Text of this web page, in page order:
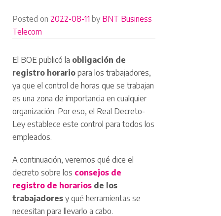
Posted on 2022-08-11 by BNT Business
Telecom
El BOE publicó la obligación de
registro horario para los trabajadores,
ya que el control de horas que se trabajan
es una zona de importancia en cualquier
organización. Por eso, el Real Decreto-
Ley establece este control para todos los
empleados.
A continuación, veremos qué dice el
decreto sobre los consejos de
registro de horarios de los
trabajadores y qué herramientas se
necesitan para llevarlo a cabo.